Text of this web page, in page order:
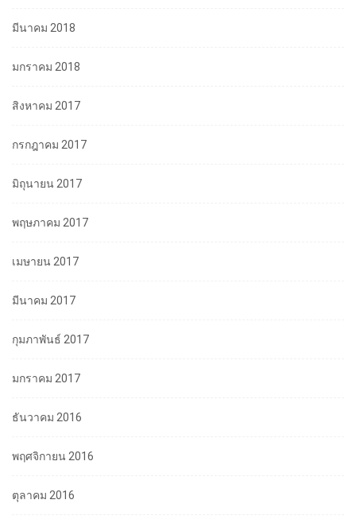
มีนาคม 2018
มกราคม 2018
สิงหาคม 2017
กรกฎาคม 2017
มิถุนายน 2017
พฤษภาคม 2017
เมษายน 2017
มีนาคม 2017
กุมภาพันธ์ 2017
มกราคม 2017
ธันวาคม 2016
พฤศจิกายน 2016
ตุลาคม 2016